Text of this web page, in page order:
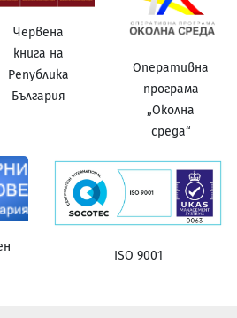
Червена
книга на
Република
България
Оперативна
програма
„Околна
среда“
ISO 9001